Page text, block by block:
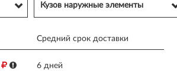
Кузов наружные элементы
Средний срок доставки
6 дней